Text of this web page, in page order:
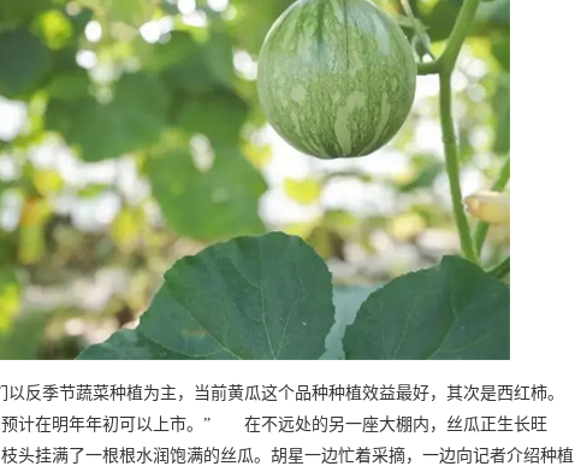
以反季节蔬菜种植为主，当前黄瓜这个品种种植效益最好，其次是西红柿。
预计在明年年初可以上市。” 在不远处的另一座大棚内，丝瓜正生长旺
头挂满了一根根水润饱满的丝瓜。胡星一边忙着采摘，一边向记者介绍种植